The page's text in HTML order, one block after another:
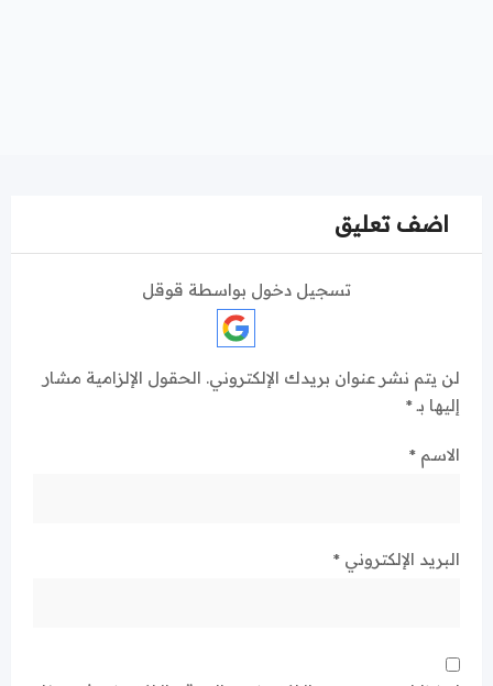
اضف تعليق
تسجيل دخول بواسطة قوقل
لن يتم نشر عنوان بريدك الإلكتروني. الحقول الإلزامية مشار
إليها بـ *
الاسم *
البريد الإلكتروني *